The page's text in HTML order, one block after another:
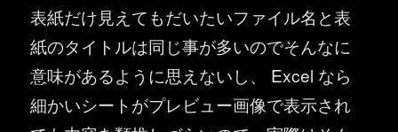
表紙だけ見えてもだいたいファイル名と表
紙のタイトルは同じ事が多いのでそんなに
意味があるように思えないし、 Excel なら
細かいシートがプレビュー画像で表示され